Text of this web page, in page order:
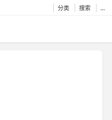
分类 搜索 …